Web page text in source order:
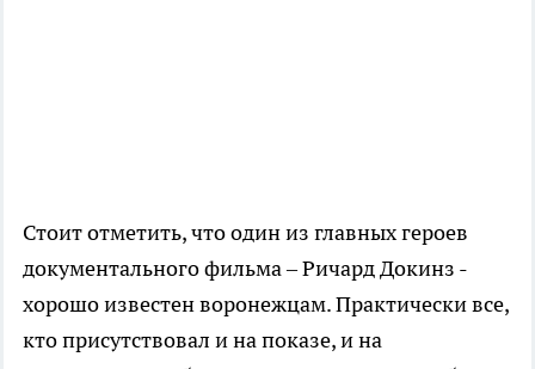
Стоит отметить, что один из главных героев
документального фильма – Ричард Докинз -
хорошо известен воронежцам. Практически все,
кто присутствовал и на показе, и на